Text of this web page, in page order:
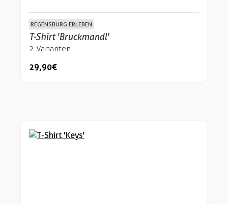
REGENSBURG ERLEBEN
T-Shirt 'Bruckmandl'
2 Varianten
29,90 €